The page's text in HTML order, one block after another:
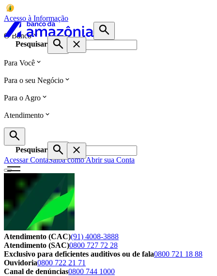
Acesso à Informação
O Banco
Pesquisar
Para Você
Para o seu Negócio
Para o Agro
Atendimento
Pesquisar
Acessar ContaSaiba como Abrir sua Conta
Atendimento (CAC)(91) 4008-3888
Atendimento (SAC)0800 727 72 28
Exclusivo para deficientes auditivos ou de fala0800 721 18 88
Ouvidoria0800 722 21 71
Canal de denúncias0800 744 1000